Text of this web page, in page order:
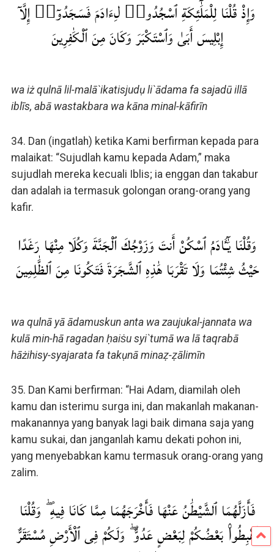
وَإِذْ قُلْنَا لِلْمَلَٰٓئِكَةِ ٱسْجُدُوا۟ لِءَادَمَ فَسَجَدُوٓا۟ إِلَّآ
إِبْلِيسَ أَبَىٰ وَٱسْتَكْبَرَ وَكَانَ مِنَ ٱلْكَٰفِرِينَ
wa iż qulnā lil-malā`ikatisjudụ li`ādama fa sajadū illā
iblīs, abā wastakbara wa kāna minal-kāfirīn
34. Dan (ingatlah) ketika Kami berfirman kepada para
malaikat: “Sujudlah kamu kepada Adam,” maka
sujudlah mereka kecuali Iblis; ia enggan dan takabur
dan adalah ia termasuk golongan orang-orang yang
kafir.
وَقُلْنَا يَٰٓـَٔادَمُ ٱسْكُنْ أَنتَ وَزَوْجُكَ ٱلْجَنَّةَ وَكُلَا مِنْهَا رَغَدًا
حَيْثُ شِئْتُمَا وَلَا تَقْرَبَا هَٰذِهِ ٱلشَّجَرَةَ فَتَكُونَا مِنَ ٱلظَّٰلِمِينَ
wa qulnā yā ādamuskun anta wa zaujukal-jannata wa
kulā min-hā ragadan ḥaiṡu syi`tumā wa lā taqrabā
hāżihisy-syajarata fa takụnā minaẓ-ẓālimīn
35. Dan Kami berfirman: “Hai Adam, diamilah oleh
kamu dan isterimu surga ini, dan makanlah makanan-
makanannya yang banyak lagi baik dimana saja yang
kamu sukai, dan janganlah kamu dekati pohon ini,
yang menyebabkan kamu termasuk orang-orang yang
zalim.
فَأَزَلَّهُمَا ٱلشَّيْطَٰنُ عَنْهَا فَأَخْرَجَهُمَا مِمَّا كَانَا فِيهِ ۖ وَقُلْنَا
ٱهْبِطُوا۟ بَعْضُكُمْ لِبَعْضٍ عَدُوٌّ ۖ وَلَكُمْ فِى ٱلْأَرْضِ مُسْتَقَرٌّ